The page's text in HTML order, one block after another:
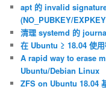
apt 的 invalid
(NO_PUBKEY/
清理 systemd 的
在 Ubuntu ≥ 18.04 使
A rapid way to erase
Ubuntu/Debian Linux
ZFS on Ubuntu 18.04